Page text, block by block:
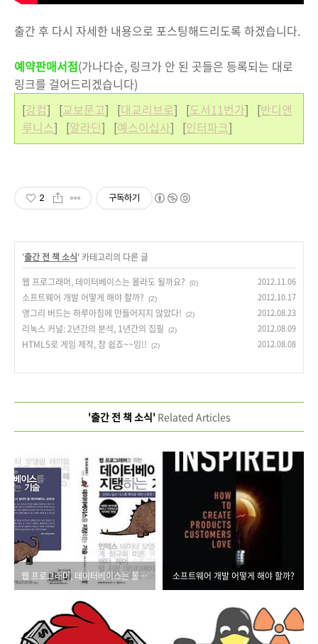
출간 후 다시 자세한 내용으로 포스팅해드리도록 하겠습니다.
예약판매서점(가나다순, 링크가 안 된 곳들은 등록되는 대로
링크를 걸어드리겠습니다)
[강컴] [교보문고] [대교리브로] [도서11번가] [반디앤
루니스] [알라딘] [예스이십사] [인터파크]
2 구독하기
'출간 전 책 소식' 카테고리의 다른 글
웹 프로그래머, 데이터베이스는 몰라도 될까요?
(0) 2012.11.06
소프트웨어 개발 어떻게 해야 할까? (2) 2012.10.17
앵그리 버드는 하루아침에 만들어지지 않았다! (2) 2012.08.23
리눅스 커널: 2년간의 분석, 1년간의 집필 (2) 2012.08.09
HTML5로 게임 제작, 참 쉽죠~~잉!! (2) 2012.08.08
'출간 전 책 소식'Related Articles
웹 프로그래머, 데이터베이스는 몰라도 될까요? 소프트웨어 개발 어떻게 해야 할까?